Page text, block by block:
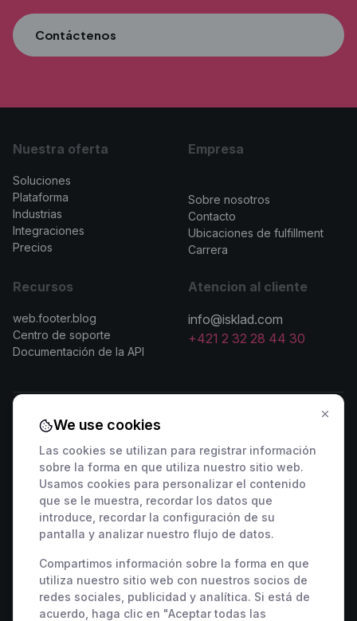
Contáctenos
Nuestra oferta
Soluciones
Plataforma
Industrias
Integraciones
Precios
Empresa
Sobre nosotros
Contacto
Ubicaciones de fulfillment
Carrera
Recursos
web.footer.blog
Centro de soporte
Documentación de la API
Atencion al cliente
info@isklad.com
+421 2 32 28 44 30
Contactar con ventas
🇸🇰 +421 2 222 006 94
🇨🇿 +420 311 440 767
🇵🇱 +48 22 307 03 34
🇦🇹 +43 1 442 0203
🇷🇴 +40 316 306 173
🇭🇺 +36 1 901 0594
🇩🇪 +49 800 000 9404
🇸🇮 +386 82 880 433
🇪🇸 +34 518 88 04 19
🇫🇷 +33 9 39 37 01 08
🇮🇹 +39 800 934 271
🇭🇷 +385 800 791 196
🇬🇧 +44 7463 586 370
We use cookies
Las cookies se utilizan para registrar información
sobre la forma en que utiliza nuestro sitio web.
Usamos cookies para personalizar el contenido
que se le muestra, recordar los datos que
introduce, recordar la configuración de su
pantalla y analizar nuestro flujo de datos.
Compartimos información sobre la forma en que
utiliza nuestro sitio web con nuestros socios de
redes sociales, publicidad y analítica. Si está de
acuerdo, haga clic en "Aceptar todas las